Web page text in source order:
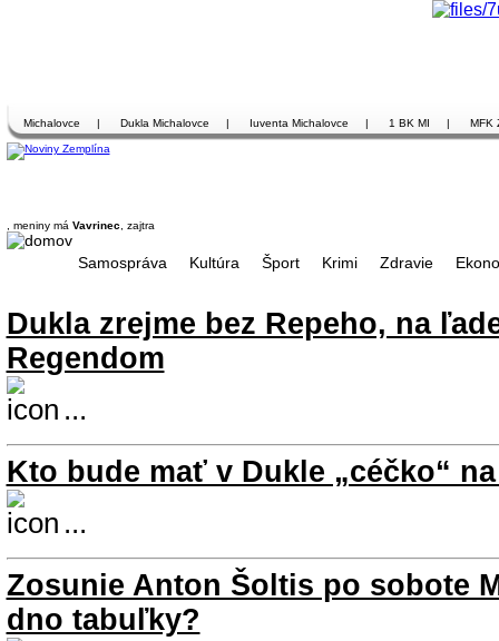
Michalovce | Dukla Michalovce | Iuventa Michalovce | 1 BK MI | MFK
, meniny má Vavrinec , zajtra
Samospráva Kultúra Šport Krimi Zdravie
Dukla zrejme bez Repeho, na
Regendom
...
Kto bude mať v Dukle „céčko“
...
Zosunie Anton Šoltis po sobote
dno tabuľky?